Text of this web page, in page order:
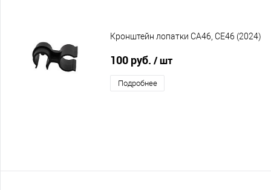
Кронштейн лопатки CA46, CE46 (2024)
100 руб. / шт
Подробнее